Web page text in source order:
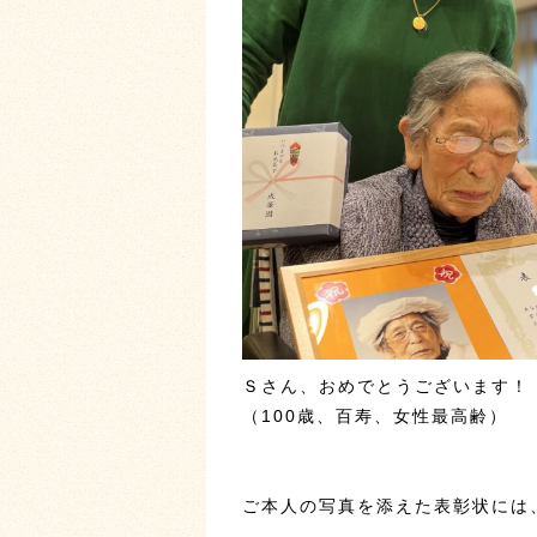
Ｓさん、おめでとうございます！
（100歳、百寿、女性最高齢）
ご本人の写真を添えた表彰状には